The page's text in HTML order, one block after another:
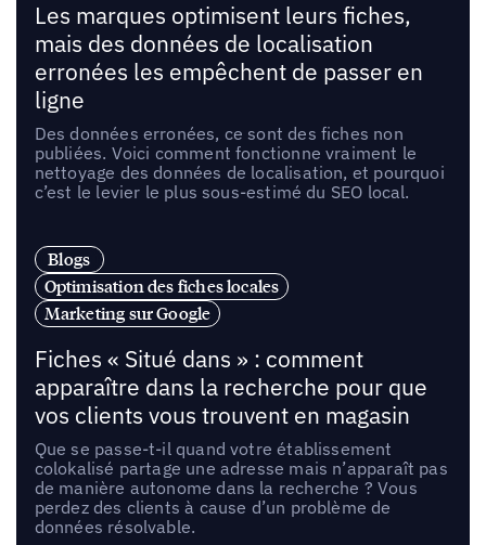
Les marques optimisent leurs fiches,
mais des données de localisation
erronées les empêchent de passer en
ligne
Des données erronées, ce sont des fiches non
publiées. Voici comment fonctionne vraiment le
nettoyage des données de localisation, et pourquoi
c’est le levier le plus sous-estimé du SEO local.
Blogs
Optimisation des fiches locales
Marketing sur Google
Fiches « Situé dans » : comment
apparaître dans la recherche pour que
vos clients vous trouvent en magasin
Que se passe-t-il quand votre établissement
colokalisé partage une adresse mais n’apparaît pas
de manière autonome dans la recherche ? Vous
perdez des clients à cause d’un problème de
données résolvable.